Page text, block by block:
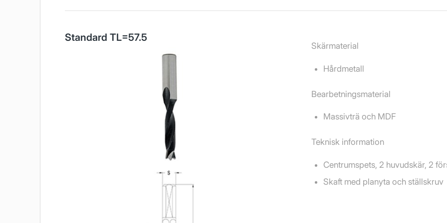
Standard TL=57.5
Skärmaterial
Hårdmetall
Bearbetningsmaterial
Massivträ och MDF
Teknisk information
Centrumspets, 2 huvudskär, 2
Skaft med planyta och ställskruv